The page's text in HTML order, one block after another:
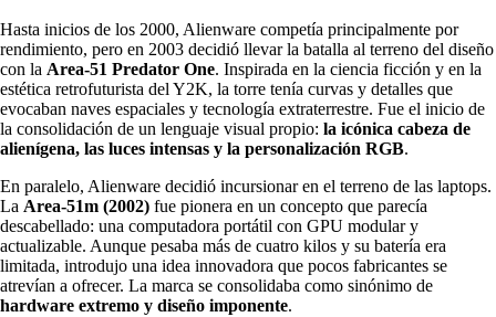
Hasta inicios de los 2000, Alienware competía principalmente por
rendimiento, pero en 2003 decidió llevar la batalla al terreno del diseño
con la Area-51 Predator One. Inspirada en la ciencia ficción y en la
estética retrofuturista del Y2K, la torre tenía curvas y detalles que
evocaban naves espaciales y tecnología extraterrestre. Fue el inicio de
la consolidación de un lenguaje visual propio: la icónica cabeza de
alienígena, las luces intensas y la personalización RGB.
En paralelo, Alienware decidió incursionar en el terreno de las laptops.
La Area-51m (2002) fue pionera en un concepto que parecía
descabellado: una computadora portátil con GPU modular y
actualizable. Aunque pesaba más de cuatro kilos y su batería era
limitada, introdujo una idea innovadora que pocos fabricantes se
atrevían a ofrecer. La marca se consolidaba como sinónimo de
hardware extremo y diseño imponente.